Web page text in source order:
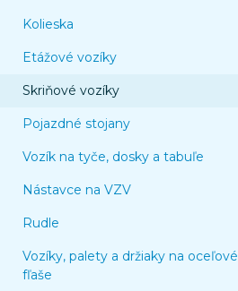
Kolieska
Etážové vozíky
Skriňové vozíky
Pojazdné stojany
Vozík na tyče, dosky a tabuľe
Nástavce na VZV
Rudle
Vozíky, palety a držiaky na oceľové
fľaše